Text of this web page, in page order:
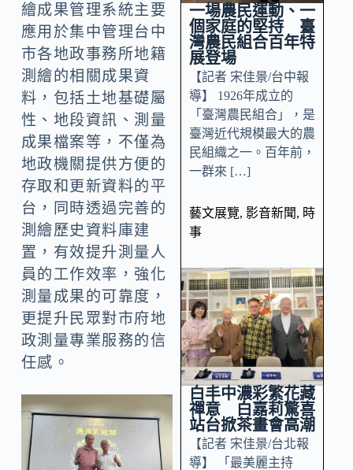
繪成果管理系統主要
應用於集中管理台中
市各地政事務所地籍
測繪的相關成果資
料，包括土地基礎屬
性、地段資訊、測量
成果檔案等，不僅為
地政機關提供方便的
存取和更新資料的平
台，同時透過完善的
測繪歷史資料庫建
置，有效提升測量人
員的工作效率，強化
測量成果的可靠度，
更提升民眾對市府地
政測量專業服務的信
任感。
一場農民運動、一
個家庭的堅持 臺
灣農民組合百年特
展登場
【記者 宋佳景/台中報
導】 1926年成立的
「臺灣農民組合」，是
臺灣近代規模最大的農
民組織之一。百年前，
一群來 […]
藝文展覽, 影音新聞, 時
事
白丰中濃彩繁花藏
禪意 白嘉莉驚喜
站台掀茶畫會高潮
【記者 宋佳景/台北報
導】 「最美麗主持